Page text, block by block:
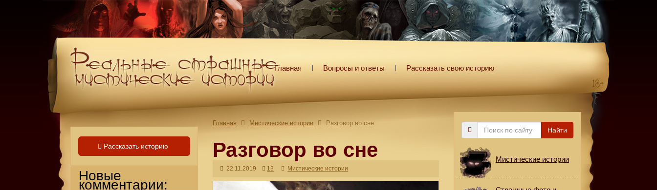
Главная Вопросы и ответы Рассказать свою историю
Главная Мистические истории Разговор во сне
Разговор во сне
22.11.2019 13 Мистические истории
Рассказать историю
Новые
комментарии:
Поиск
Найти
Мистические истории